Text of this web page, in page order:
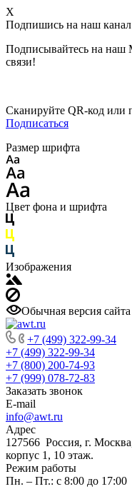
X
Подпишись на наш
Подписывайтесь на наш
связи!
Сканируйте QR-код или
Подписаться
Размер шрифта
Цвет фона и шрифта
Изображения
Обычная версия сайта
+7 (499) 322-99-34
+7 (499) 322-99-34
+7 (800) 200-74-93
+7 (999) 078-72-83
Заказать звонок
E-mail
info@awt.ru
Адрес
127566 Россия, г.
корпус 1, 10 этаж.
Режим работы
Пн. – Пт.: с 8:00 до 17:00